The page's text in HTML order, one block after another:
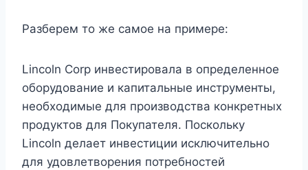
Разберем то же самое на примере:
Lincoln Corp инвестировала в определенное
оборудование и капитальные инструменты,
необходимые для производства конкретных
продуктов для Покупателя. Поскольку
Lincoln делает инвестиции исключительно
для удовлетворения потребностей